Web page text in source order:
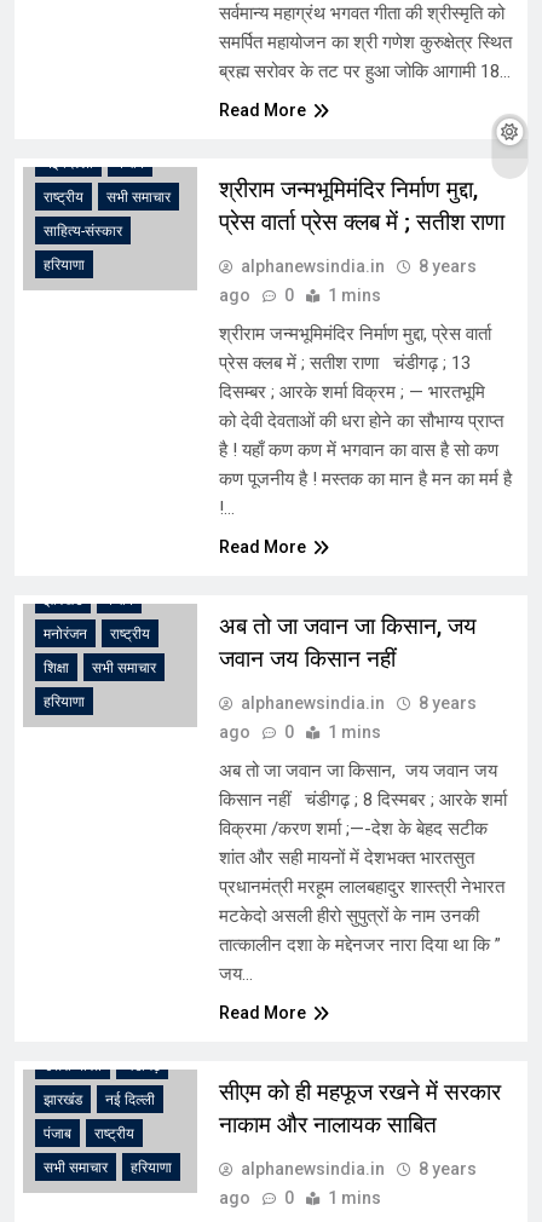
सर्वमान्य महाग्रंथ भगवत गीता की श्रीस्मृति को
समर्पित महायोजन का श्री गणेश कुरुक्षेत्र स्थित
ब्रह्म सरोवर के तट पर हुआ जोकि आगामी 18…
Read More
नई दिल्ली
पंजाब
राष्ट्रीय
सभी समाचार
साहित्य-संस्कार
हरियाणा
श्रीराम जन्मभूमिमंदिर निर्माण मुद्दा,
प्रेस वार्ता प्रेस क्लब में ; सतीश राणा
alphanewsindia.in
8 years
ago
0 1 mins
श्रीराम जन्मभूमिमंदिर निर्माण मुद्दा, प्रेस वार्ता
प्रेस क्लब में ; सतीश राणा चंडीगढ़ ; 13
दिसम्बर ; आरके शर्मा विक्रम ; — भारतभूमि
को देवी देवताओं की धरा होने का सौभाग्य प्राप्त
है ! यहाँ कण कण में भगवान का वास है सो कण
कण पूजनीय है ! मस्तक का मान है मन का मर्म है
!…
Read More
झारखंड
पंजाब
मनोरंजन
राष्ट्रीय
शिक्षा
सभी समाचार
हरियाणा
अब तो जा जवान जा किसान, जय
जवान जय किसान नहीं
alphanewsindia.in
8 years
ago
0 1 mins
अब तो जा जवान जा किसान, जय जवान जय
किसान नहीं चंडीगढ़ ; 8 दिस्मबर ; आरके शर्मा
विक्रमा /करण शर्मा ;—-देश के बेहद सटीक
शांत और सही मायनों में देशभक्त भारतसुत
प्रधानमंत्री मरहूम लालबहादुर शास्त्री नेभारत
मटकेदो असली हीरो सुपुत्रों के नाम उनकी
तात्कालीन दशा के मद्देनजर नारा दिया था कि ”
जय…
Read More
उत्तरी भारत
चंडीगढ़
झारखंड
नई दिल्ली
पंजाब
राष्ट्रीय
सभी समाचार
हरियाणा
सीएम को ही महफूज रखने में सरकार
नाकाम और नालायक साबित
alphanewsindia.in
8 years
ago
0 1 mins